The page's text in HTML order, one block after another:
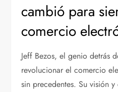
cambió para
comercio
Jeff Bezos, el genio detrás
revolucionar el comercio
sin precedentes. Su visión